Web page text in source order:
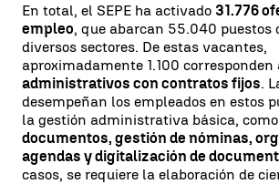
En total, el SEPE ha activado 31.776
empleo, que abarcan 55.040 puestos
diversos sectores. De estas vacantes,
aproximadamente 1.100 corresponden
administrativos con contratos fijos.
desempeñan los empleados en estos
la gestión administrativa básica, como
documentos, gestión de nóminas,
agendas y digitalización de
casos, se requiere la elaboración de